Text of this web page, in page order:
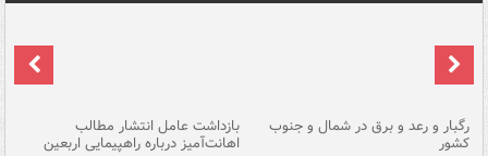
رگبار و رعد و برق در شمال و جنوب
کشور
بازداشت عامل انتشار مطالب
اهانت‌آمیز درباره راهپیمایی اربعین